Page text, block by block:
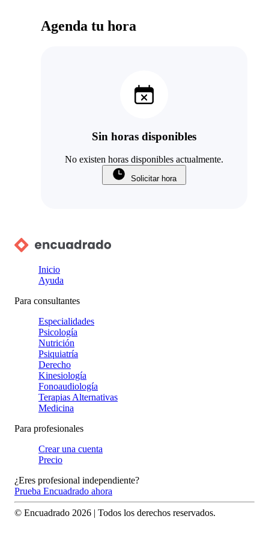
Agenda tu hora
Sin horas disponibles
No existen horas disponibles actualmente.
Solicitar hora
Inicio
Ayuda
Para consultantes
Especialidades
Psicología
Nutrición
Psiquiatría
Derecho
Kinesiología
Fonoaudiología
Terapias Alternativas
Medicina
Para profesionales
Crear una cuenta
Precio
¿Eres profesional independiente?
Prueba Encuadrado ahora
© Encuadrado 2026 | Todos los derechos reservados.